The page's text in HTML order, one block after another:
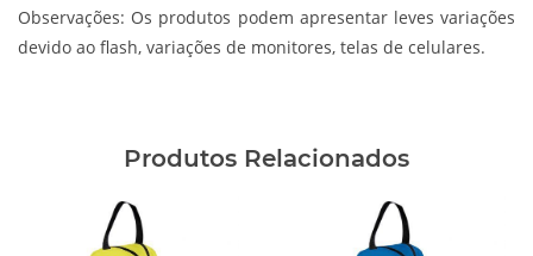
Observações: Os produtos podem apresentar leves variações
devido ao flash, variações de monitores, telas de celulares.
Produtos Relacionados